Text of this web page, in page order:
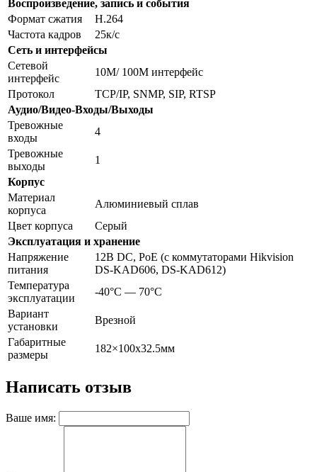
Воспроизведение, запись и события
Формат сжатия
H.264
Частота кадров
25к/с
Сеть и интерфейсы
Сетевой
интерфейс
10M/ 100M интерфейс
Протокол
TCP/IP, SNMP, SIP, RTSP
Аудио/Видео-Входы/Выходы
Тревожные
входы
4
Тревожные
выходы
1
Корпус
Материал
корпуса
Алюминиевый сплав
Цвет корпуса
Серый
Эксплуатация и хранение
Напряжение
питания
12В DC, PoE (с коммутаторами Hikvision
DS-KAD606, DS-KAD612)
Температура
эксплуатации
-40°С — 70°С
Вариант
установки
Врезной
Габаритные
размеры
182×100x32.5мм
Написать отзыв
Ваше имя: